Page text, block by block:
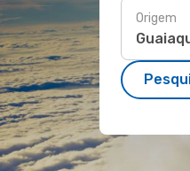
Origem